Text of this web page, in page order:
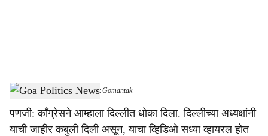
a
AAP MLA Cruz Silva -Dainik Gomantak
पणजी: काँग्रेसने आम्हाला दिल्लीत धोका दिला. दिल्लीच्या अध्यक्षांनी
याची जाहीर कबुली दिली असून, याचा व्हिडिओ सध्या व्हायरल होत